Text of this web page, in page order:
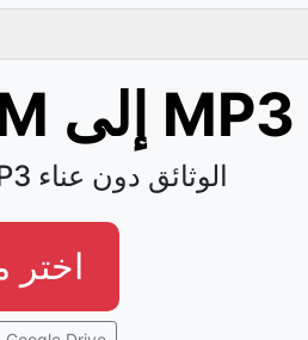
يتحول WebM إلى MP3
حوّل WebM إلى MP3 الوثائق دون عناء
اختر